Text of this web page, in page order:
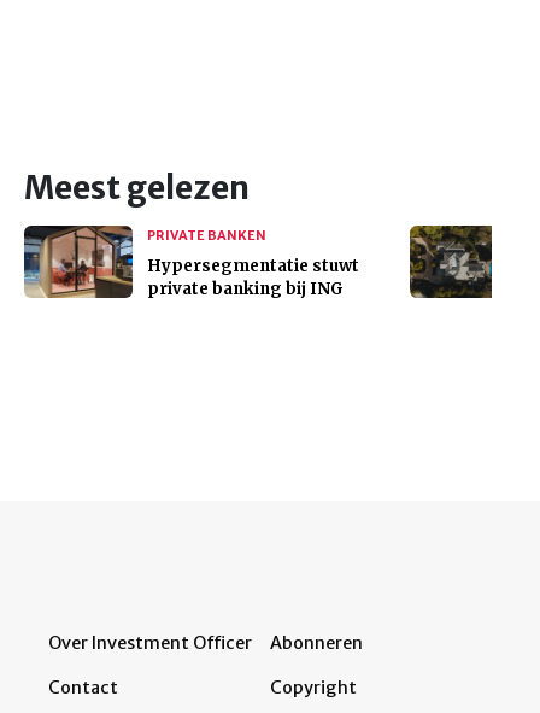
Meest gelezen
PRIVATE BANKEN
Hypersegmentatie stuwt
private banking bij ING
Over Investment Officer
Contact
Abonneren
Copyright